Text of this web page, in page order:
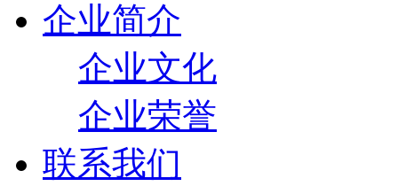
企业简介
企业文化
企业荣誉
联系我们